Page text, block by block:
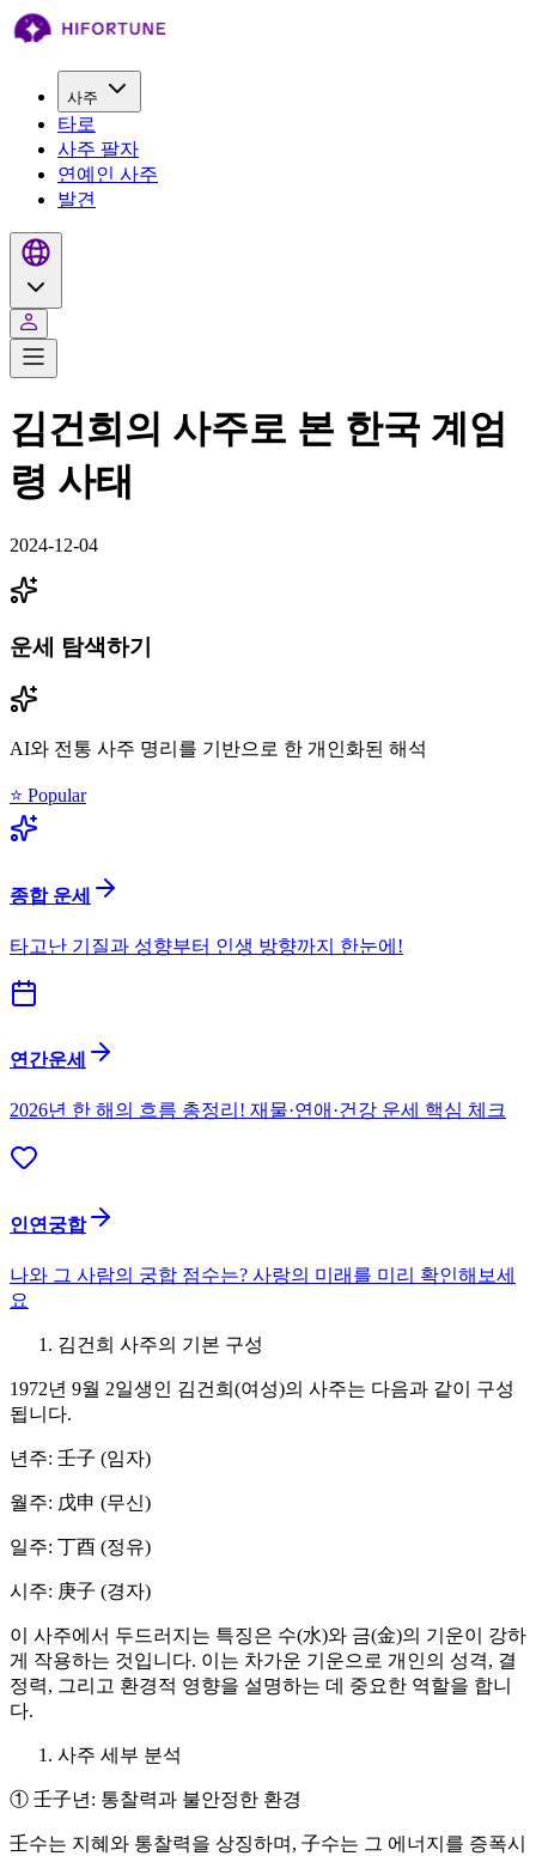
사주
타로
사주 팔자
연예인 사주
발견
김건희의 사주로 본 한국 계엄
령 사태
2024-12-04
운세 탐색하기
AI와 전통 사주 명리를 기반으로 한 개인화된 해석
⭐ Popular
종합 운세
타고난 기질과 성향부터 인생 방향까지 한눈에!
연간운세
2026년 한 해의 흐름 총정리! 재물·연애·건강 운세 핵심 체크
인연궁합
나와 그 사람의 궁합 점수는? 사랑의 미래를 미리 확인해보세
요
김건희 사주의 기본 구성
1972년 9월 2일생인 김건희(여성)의 사주는 다음과 같이 구성
됩니다.
년주: 壬子 (임자)
월주: 戊申 (무신)
일주: 丁酉 (정유)
시주: 庚子 (경자)
이 사주에서 두드러지는 특징은 수(水)와 금(金)의 기운이 강하
게 작용하는 것입니다. 이는 차가운 기운으로 개인의 성격, 결
정력, 그리고 환경적 영향을 설명하는 데 중요한 역할을 합니
다.
사주 세부 분석
① 壬子년: 통찰력과 불안정한 환경
壬수는 지혜와 통찰력을 상징하며, 子수는 그 에너지를 증폭시